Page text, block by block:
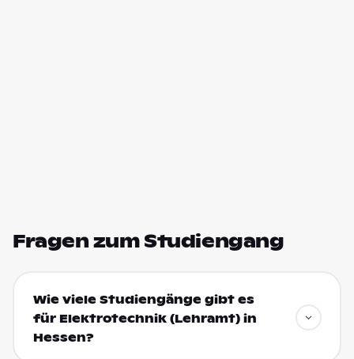
Fragen zum Studiengang
Wie viele Studiengänge gibt es
für Elektrotechnik (Lehramt) in
Hessen?